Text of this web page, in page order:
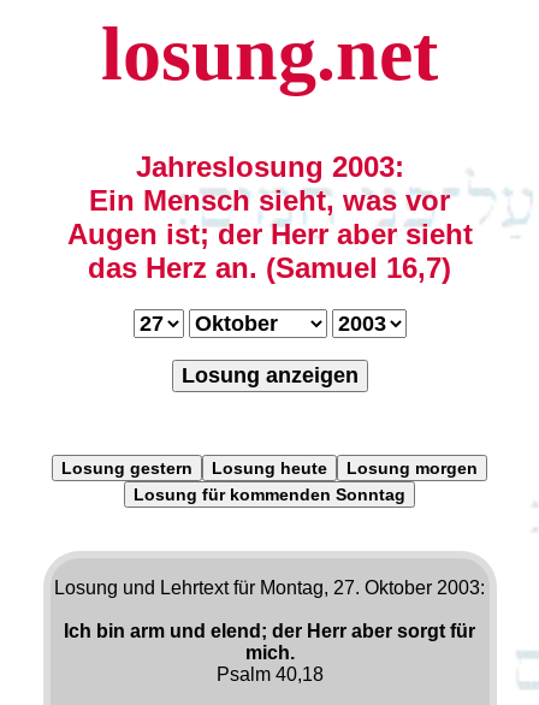
losung.net
Jahreslosung 2003:
Ein Mensch sieht, was vor
Augen ist; der Herr aber sieht
das Herz an. (Samuel 16,7)
Losung anzeigen
Losung gestern Losung heute
Losung morgen
Losung für kommenden Sonntag
Losung und Lehrtext für Montag, 27. Oktober 2003:
Ich bin arm und elend; der Herr aber sorgt für
mich.
Psalm 40,18